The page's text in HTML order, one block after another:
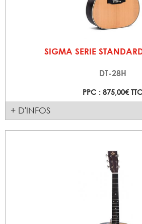
SIGMA SERIE
DT-28H
PPC : 875,00€ TTC
+ D'INFOS